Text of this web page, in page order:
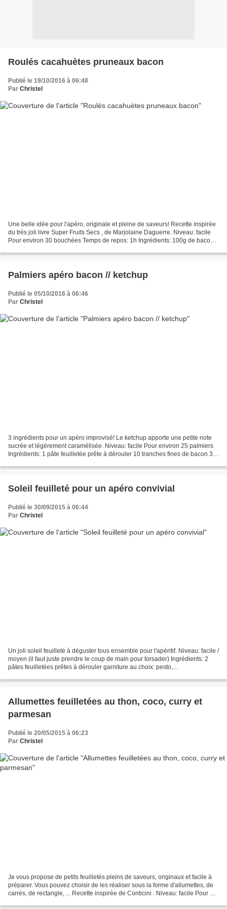
Roulés cacahuètes pruneaux bacon
Publié le 19/10/2016 à 06:48
Par Christel
Une belle idée pour l'apéro, originale et pleine de saveurs! Recette inspirée
du très joli livre Super Fruits Secs , de Marjolaine Daguerre. Niveau: facile
Pour environ 30 bouchées Temps de repos: 1h Ingrédients: 100g de bacon
Palmiers apéro bacon // ketchup
Publié le 05/10/2016 à 06:46
Par Christel
3 ingrédients pour un apéro improvisé! Le ketchup apporte une petite note
sucrée et légèrement caramélisée. Niveau: facile Pour environ 25 palmiers
Ingrédients: 1 pâte feuilletée prête à dérouler 10 tranches fines de bacon 3
Soleil feuilleté pour un apéro convivial
Publié le 30/09/2015 à 06:44
Par Christel
Un joli soleil feuilleté à déguster tous ensemble pour l'apéritif. Niveau: facile /
moyen (il faut juste prendre le coup de main pour torsader) Ingrédients: 2
pâtes feuilletées prêtes à dérouler garniture au choix: pesto,
Allumettes feuilletées au thon, coco, curry et
parmesan
Publié le 20/05/2015 à 06:23
Par Christel
Je vous propose de petits feuilletés pleins de saveurs, originaux et facile à
préparer. Vous pouvez choisir de les réaliser sous la forme d'allumettes, de
carrés, de rectangle, ... Recette inspirée de Conticini . Niveau: facile Pour 12